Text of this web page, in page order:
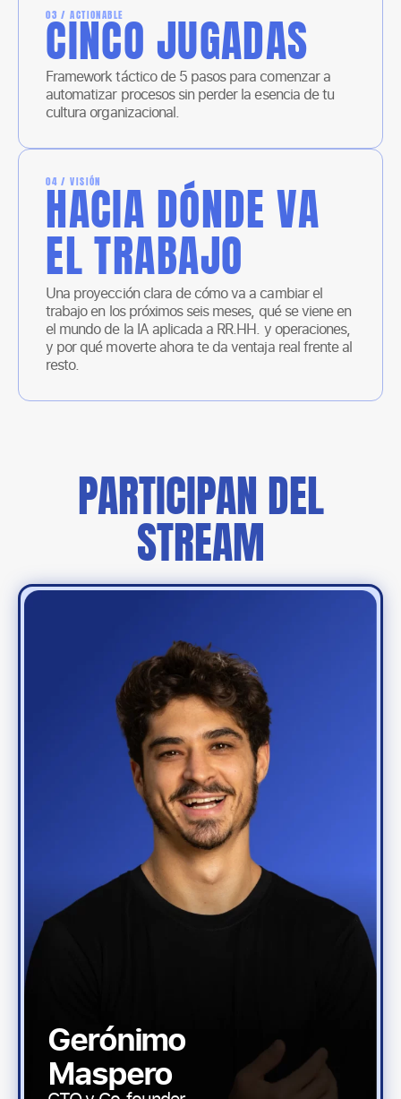
03 / ACTIONABLE
CINCO JUGADAS
Framework táctico de 5 pasos para comenzar a
automatizar procesos sin perder la esencia de tu
cultura organizacional.
04 / VISIÓN
HACIA DÓNDE VA
EL TRABAJO
Una proyección clara de cómo va a cambiar el
trabajo en los próximos seis meses, qué se viene en
el mundo de la IA aplicada a RR.HH. y operaciones,
y por qué moverte ahora te da ventaja real frente al
resto.
PARTICIPAN DEL
STREAM
Gerónimo
Maspero